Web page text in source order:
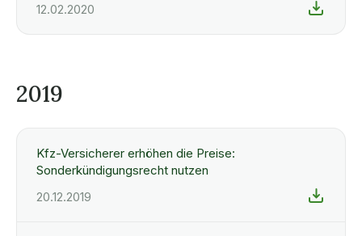
12.02.2020
2019
Kfz-Versicherer erhöhen die Preise:
Sonderkündigungsrecht nutzen
20.12.2019